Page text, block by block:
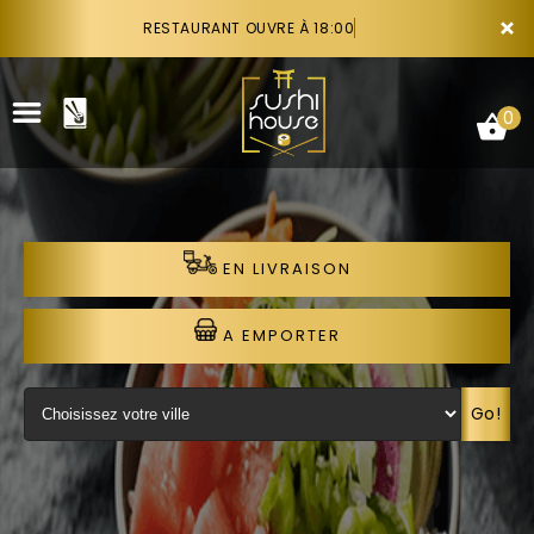
×
RESTAURANT OUVRE À 18:00
VOTRE COMPTE
NOTRE RESTAURANT
VOS AVIS
0
EN LIVRAISON
A EMPORTER
Go!